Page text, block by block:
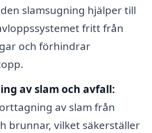
slamsugning hjälper till
fritt från
och förhindrar
av slam och avfall:
av slam från
brunnar, vilket säkerställer